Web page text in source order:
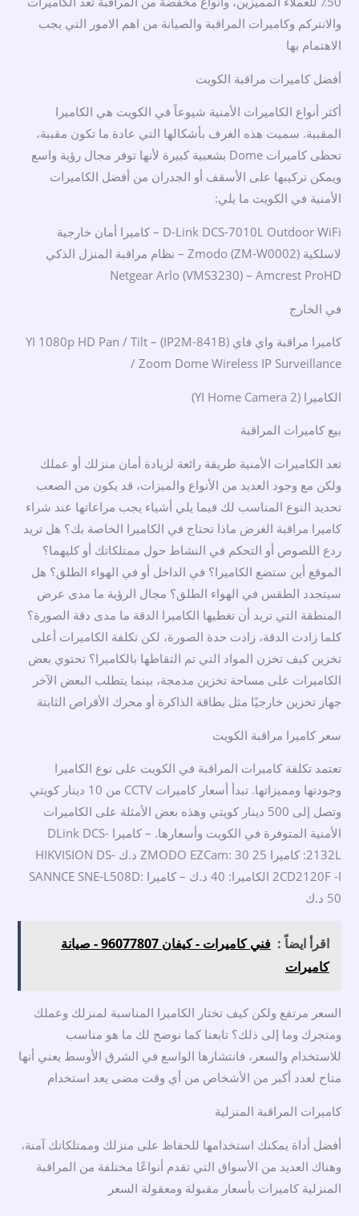
والانتركم وكاميرات المراقبة والصيانة من اهم الامور التي يجب
الاهتمام بها
أفضل كاميرات مراقبة الكويت
أكثر أنواع الكاميرات الأمنية شيوعاً في الكويت هي الكاميرا
المقببة. سميت هذه الغرف بأشكالها التي عادة ما تكون مقببة،
تحظى كاميرات Dome بشعبية كبيرة لأنها توفر مجال رؤية واسع
ويمكن تركيبها على الأسقف أو الجدران من أفضل الكاميرات
الأمنية في الكويت ما يلي:
D-Link DCS-7010L Outdoor WiFi – كاميرا أمان خارجية
لاسلكية Zmodo (ZM-W0002) – نظام مراقبة المنزل الذكي
Netgear Arlo (VMS3230) – Amcrest ProHD
في الخارج
كاميرا مراقبة واي فاي (IP2M-841B) – YI 1080p HD Pan / Tilt
/ Zoom Dome Wireless IP Surveillance
الكاميرا (YI Home Camera 2)
بيع كاميرات المراقبة
تعد الكاميرات الأمنية طريقة رائعة لزيادة أمان منزلك أو عملك
ولكن مع وجود العديد من الأنواع والميزات، قد يكون من الصعب
تحديد النوع المناسب لك فيما يلي أشياء يجب مراعاتها عند شراء
كاميرا مراقبة الغرض ماذا تحتاج في الكاميرا الخاصة بك؟ هل تريد
ردع اللصوص أو التحكم في النشاط حول ممتلكاتك أو كليهما؟
الموقع أين ستضع الكاميرا؟ في الداخل أو في الهواء الطلق؟ هل
سيتجدد الطقس في الهواء الطلق؟ مجال الرؤية ما مدى عرض
المنطقة التي تريد أن تغطيها الكاميرا الدقة ما مدى دقة الصورة؟
كلما زادت الدقة، زادت حدة الصورة، لكن تكلفة الكاميرات أعلى
تخزين كيف تخزن المواد التي تم التقاطها بالكاميرا؟ تحتوي بعض
الكاميرات على مساحة تخزين مدمجة، بينما يتطلب البعض الآخر
جهاز تخزين خارجيًا مثل بطاقة الذاكرة أو محرك الأقراص الثابتة
سعر كاميرا مراقبة الكويت
تعتمد تكلفة كاميرات المراقبة في الكويت على نوع الكاميرا
وجودتها ومميزاتها. تبدأ أسعار كاميرات CCTV من 10 دينار كويتي
وتصل إلى 500 دينار كويتي وهذه بعض الأمثلة على الكاميرات
الأمنية المتوفرة في الكويت وأسعارها. – كاميرا DLink DCS-
2132L: كاميرا 25 ZMODO EZCam: 30 د.ك HIKVISION DS-
2CD2120F -I الكاميرا: 40 د.ك – كاميرا SANNCE SNE-L508D:
50 د.ك
اقرأ ايضاً :
فني كاميرات - كيفان 96077807 - صيانة
كاميرات
السعر مرتفع ولكن كيف تختار الكاميرا المناسبة لمنزلك وعملك
ومتجرك وما إلى ذلك؟ تابعنا كما نوضح لك ما هو مناسب
للاستخدام والسعر، فانتشارها الواسع في الشرق الأوسط يعني أنها
متاح لعدد أكبر من الأشخاص من أي وقت مضى يعد استخدام
كاميرات المراقبة المنزلية
أفضل أداة يمكنك استخدامها للحفاظ على منزلك وممتلكاتك آمنة،
وهناك العديد من الأسواق التي تقدم أنواعًا مختلفة من المراقبة
المنزلية كاميرات بأسعار مقبولة ومعقولة السعر